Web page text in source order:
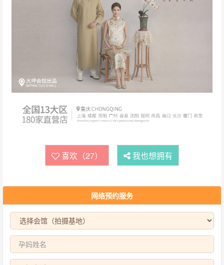
喜欢（27） 我也想拥有
网络预约服务